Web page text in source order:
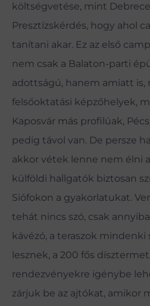
költségvetése, mint
Presztízskérdés, hogy ahol
tanítani akar. Ez az első
nem csak a Balaton-parti
adottságú, hanem amiatt is,
felsőoktatási képzőhelyek,
Kaposvár más profilúak,
pedig távol van. De persze
akkor vétek lenne nem élni
külföldi hallgatók biztosan
Siófokon a gyakorlatukat.
tehát nincs szó, csak
kávézó, a teraszok mindenki
lesznek, a 200 fős
rendezvényekre igénybe
zárjuk be az ajtókat, amikor